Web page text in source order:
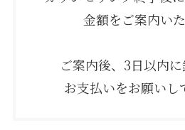
金額をご案内いた
ご案内後、3日以内
お支払いをお願いし